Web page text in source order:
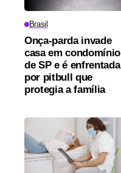
Brasil
Onça-parda invade
casa em condomínio
de SP e é enfrentada
por pitbull que
protegia a família